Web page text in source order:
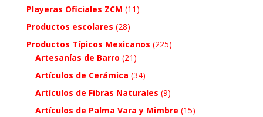
Playeras Oficiales ZCM (11)
Productos escolares (28)
Productos Típicos Mexicanos (225)
Artesanías de Barro (21)
Artículos de Cerámica (34)
Artículos de Fibras Naturales (9)
Artículos de Palma Vara y Mimbre (15)